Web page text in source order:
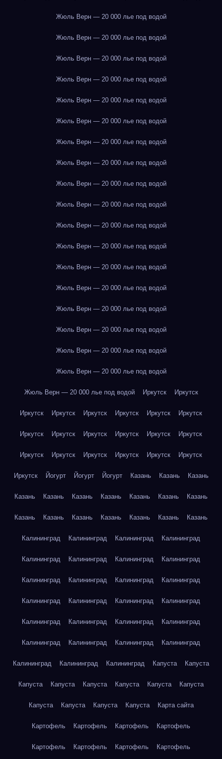
Жюль Верн — 20 000 лье под водой
Жюль Верн — 20 000 лье под водой
Жюль Верн — 20 000 лье под водой
Жюль Верн — 20 000 лье под водой
Жюль Верн — 20 000 лье под водой
Жюль Верн — 20 000 лье под водой
Жюль Верн — 20 000 лье под водой
Жюль Верн — 20 000 лье под водой
Жюль Верн — 20 000 лье под водой
Жюль Верн — 20 000 лье под водой
Жюль Верн — 20 000 лье под водой
Жюль Верн — 20 000 лье под водой
Жюль Верн — 20 000 лье под водой
Жюль Верн — 20 000 лье под водой
Жюль Верн — 20 000 лье под водой
Жюль Верн — 20 000 лье под водой
Жюль Верн — 20 000 лье под водой
Жюль Верн — 20 000 лье под водой
Жюль Верн — 20 000 лье под водой Иркутск Иркутск
Иркутск Иркутск Иркутск Иркутск Иркутск Иркутск
Иркутск Иркутск Иркутск Иркутск Иркутск Иркутск
Иркутск Иркутск Иркутск Иркутск Иркутск Иркутск
Иркутск Йогурт Йогурт Йогурт Казань Казань Казань
Казань Казань Казань Казань Казань Казань Казань
Казань Казань Казань Казань Казань Казань Казань
Калининград Калининград Калининград Калининград
Калининград Калининград Калининград Калининград
Калининград Калининград Калининград Калининград
Калининград Калининград Калининград Калининград
Калининград Калининград Калининград Калининград
Калининград Калининград Калининград Калининград
Калининград Калининград Калининград Капуста Капуста
Капуста Капуста Капуста Капуста Капуста Капуста
Капуста Капуста Капуста Капуста Карта сайта
Картофель Картофель Картофель Картофель
Картофель Картофель Картофель Картофель